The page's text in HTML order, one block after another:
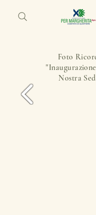
Foto
Nostra